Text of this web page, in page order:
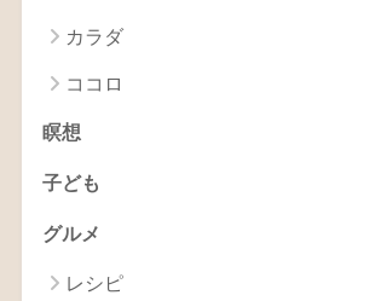
カラダ
ココロ
瞑想
子ども
グルメ
レシピ